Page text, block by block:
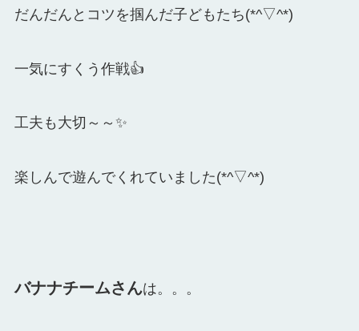
だんだんとコツを掴んだ子どもたち(*^▽^*)
一気にすくう作戦👍
工夫も大切～～✨
楽しんで遊んでくれていました(*^▽^*)
バナナチームさんは。。。